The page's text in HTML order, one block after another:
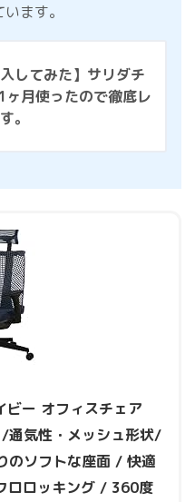
ます。
入してみた】サリダチ
ヶ月使ったので徹底レ
。
ビー オフィスチェア
/通気性・メッシュ形状/
のソフトな座面 / 快適
ロロッキング / 360度